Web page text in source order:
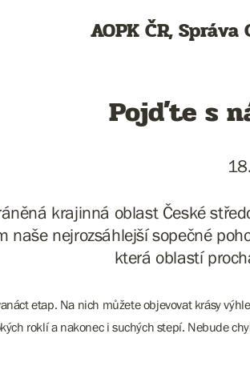
AOPK ČR,
Pojďte s
krajinná oblast České
naše nejrozsáhlejší sopečné
která oblastí
etap. Na nich můžete objevovat krásy
roklí a nakonec i suchých stepí. Nebude